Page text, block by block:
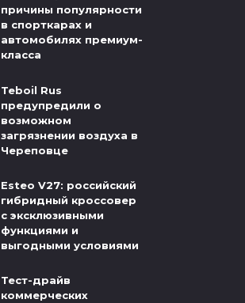
причины популярности
в спорткарах и
автомобилях премиум-
класса
Teboil Rus
предупредили о
возможном
загрязнении воздуха в
Череповце
Esteo V27: российский
гибридный кроссовер
с эксклюзивными
функциями и
выгодными условиями
Тест-драйв
коммерческих